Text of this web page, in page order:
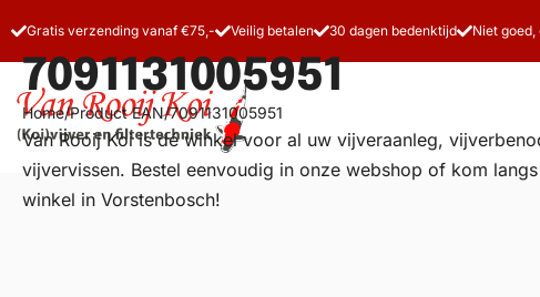
Gratis verzending vanaf €75,- Veilig betalen 30 dagen bedenktijd Niet
7091131005951
Home/Product EAN/7091131005951
Van Rooij Koi is dé winkel voor al uw vijveraanleg,
vijvervissen. Bestel eenvoudig in onze webshop of kom
winkel in Vorstenbosch!